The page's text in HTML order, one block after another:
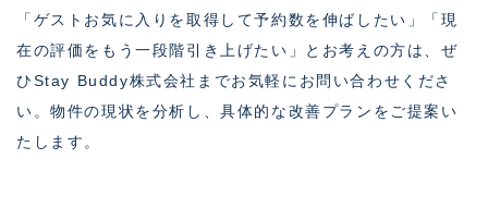
「ゲストお気に入りを取得して予約数を伸ばしたい」「現
在の評価をもう一段階引き上げたい」とお考えの方は、ぜ
ひStay Buddy株式会社までお気軽にお問い合わせくださ
い。物件の現状を分析し、具体的な改善プランをご提案い
たします。